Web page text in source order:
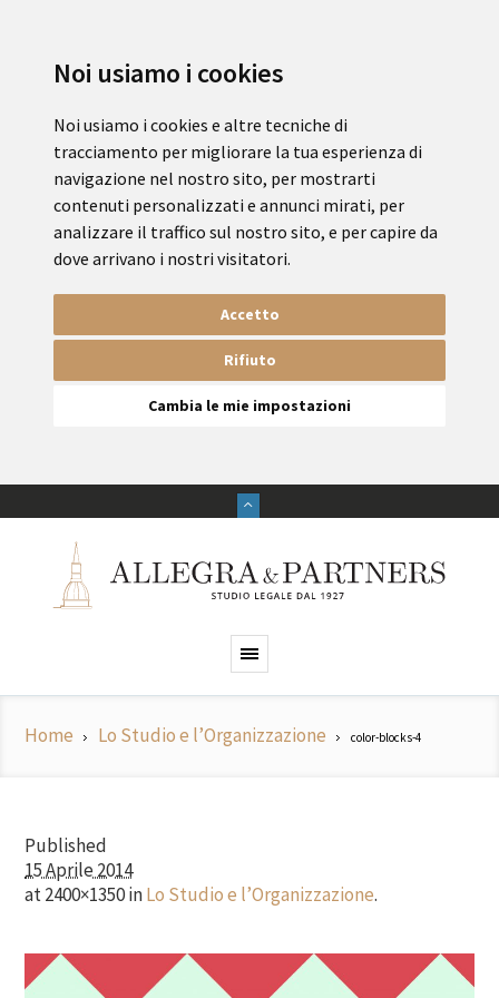
Noi usiamo i cookies
Noi usiamo i cookies e altre tecniche di
tracciamento per migliorare la tua esperienza di
navigazione nel nostro sito, per mostrarti
contenuti personalizzati e annunci mirati, per
analizzare il traffico sul nostro sito, e per capire da
dove arrivano i nostri visitatori.
Accetto
Rifiuto
Cambia le mie impostazioni
Home Lo Studio e l’Organizzazione color-blocks-4
Published
15 Aprile 2014
at 2400×1350 inLo Studio e l’Organizzazione.